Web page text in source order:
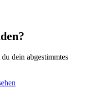
dein abgestimmtes